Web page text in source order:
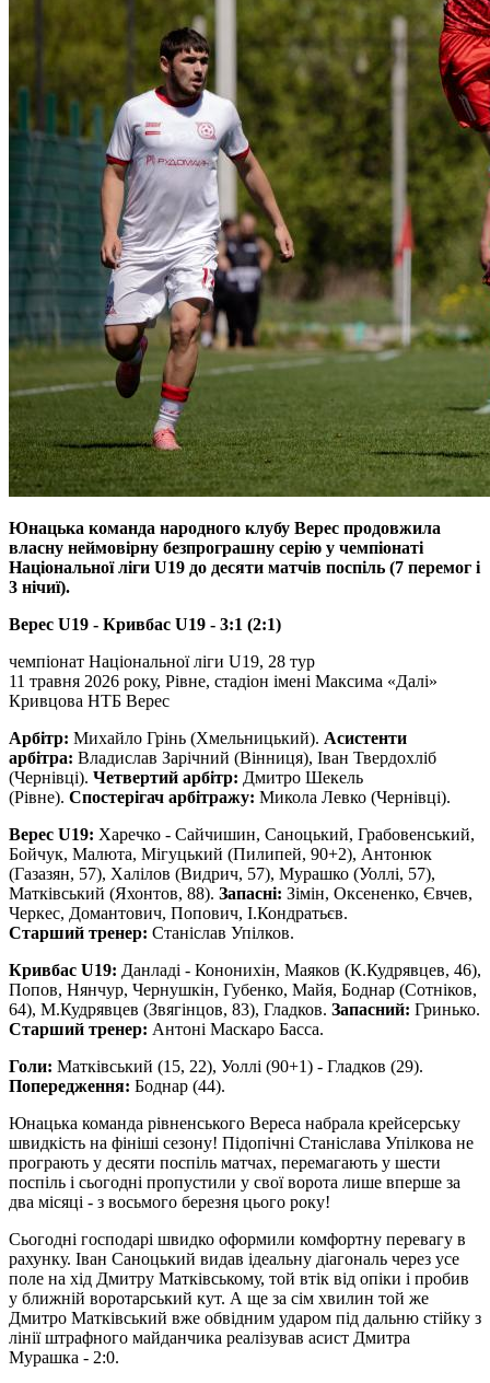
Юнацька команда народного клубу Верес продовжила
власну неймовірну безпрограшну серію у чемпіонаті
Національної ліги U19 до десяти матчів поспіль (7 перемог і
3 нічиї).
Верес U19 - Кривбас U19 - 3:1 (2:1)
чемпіонат Національної ліги U19, 28 тур
11 травня 2026 року, Рівне, стадіон імені Максима «Далі»
Кривцова НТБ Верес
Арбітр: Михайло Грінь (Хмельницький). Асистенти
арбітра: Владислав Зарічний (Вінниця), Іван Твердохліб
(Чернівці). Четвертий арбітр: Дмитро Шекель
(Рівне). Спостерігач арбітражу: Микола Левко (Чернівці).
Верес U19: Харечко - Сайчишин, Саноцький, Грабовенський,
Бойчук, Малюта, Мігуцький (Пилипей, 90+2), Антонюк
(Газазян, 57), Халілов (Видрич, 57), Мурашко (Уоллі, 57),
Матківський (Яхонтов, 88). Запасні: Зімін, Оксененко, Євчев,
Черкес, Домантович, Попович, І.Кондратьєв.
Старший тренер: Станіслав Упілков.
Кривбас U19: Данладі - Кононихін, Маяков (К.Кудрявцев, 46),
Попов, Нянчур, Чернушкін, Губенко, Майя, Боднар (Сотніков,
64), М.Кудрявцев (Звягінцов, 83), Гладков. Запасний: Гринько.
Старший тренер: Антоні Маскаро Басса.
Голи: Матківський (15, 22), Уоллі (90+1) - Гладков (29).
Попередження: Боднар (44).
Юнацька команда рівненського Вереса набрала крейсерську
швидкість на фініші сезону! Підопічні Станіслава Упілкова не
програють у десяти поспіль матчах, перемагають у шести
поспіль і сьогодні пропустили у свої ворота лише вперше за
два місяці - з восьмого березня цього року!
Сьогодні господарі швидко оформили комфортну перевагу в
рахунку. Іван Саноцький видав ідеальну діагональ через усе
поле на хід Дмитру Матківському, той втік від опіки і пробив
у ближній воротарський кут. А ще за сім хвилин той же
Дмитро Матківський вже обвідним ударом під дальню стійку з
лінії штрафного майданчика реалізував асист Дмитра
Мурашка - 2:0.